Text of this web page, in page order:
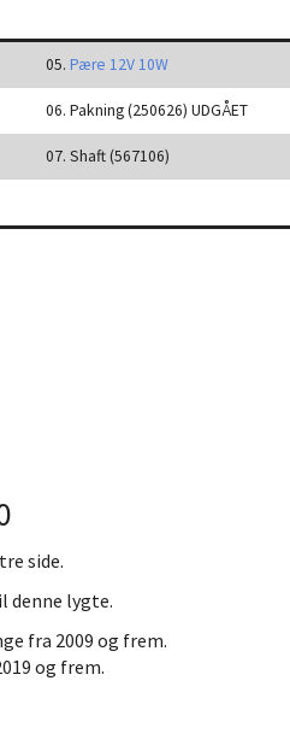
05. Pære 12V 10W
06. Pakning (250626) UDGÅET
07. Shaft (567106)
side.
denne lygte.
fra 2009 og frem.
og frem.